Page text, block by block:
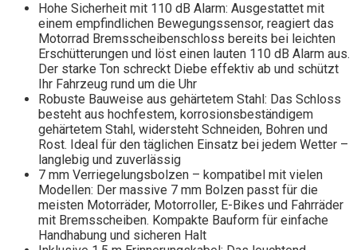
Hohe Sicherheit mit 110 dB Alarm: Ausgestattet mit
einem empfindlichen Bewegungssensor, reagiert das
Motorrad Bremsscheibenschloss bereits bei leichten
Erschütterungen und löst einen lauten 110 dB Alarm aus.
Der starke Ton schreckt Diebe effektiv ab und schützt
Ihr Fahrzeug rund um die Uhr
Robuste Bauweise aus gehärtetem Stahl: Das Schloss
besteht aus hochfestem, korrosionsbeständigem
gehärtetem Stahl, widersteht Schneiden, Bohren und
Rost. Ideal für den täglichen Einsatz bei jedem Wetter –
langlebig und zuverlässig
7 mm Verriegelungsbolzen – kompatibel mit vielen
Modellen: Der massive 7 mm Bolzen passt für die
meisten Motorräder, Motorroller, E-Bikes und Fahrräder
mit Bremsscheiben. Kompakte Bauform für einfache
Handhabung und sicheren Halt